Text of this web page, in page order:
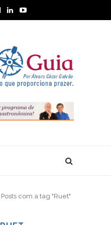
Posts com a tag "Ruet"